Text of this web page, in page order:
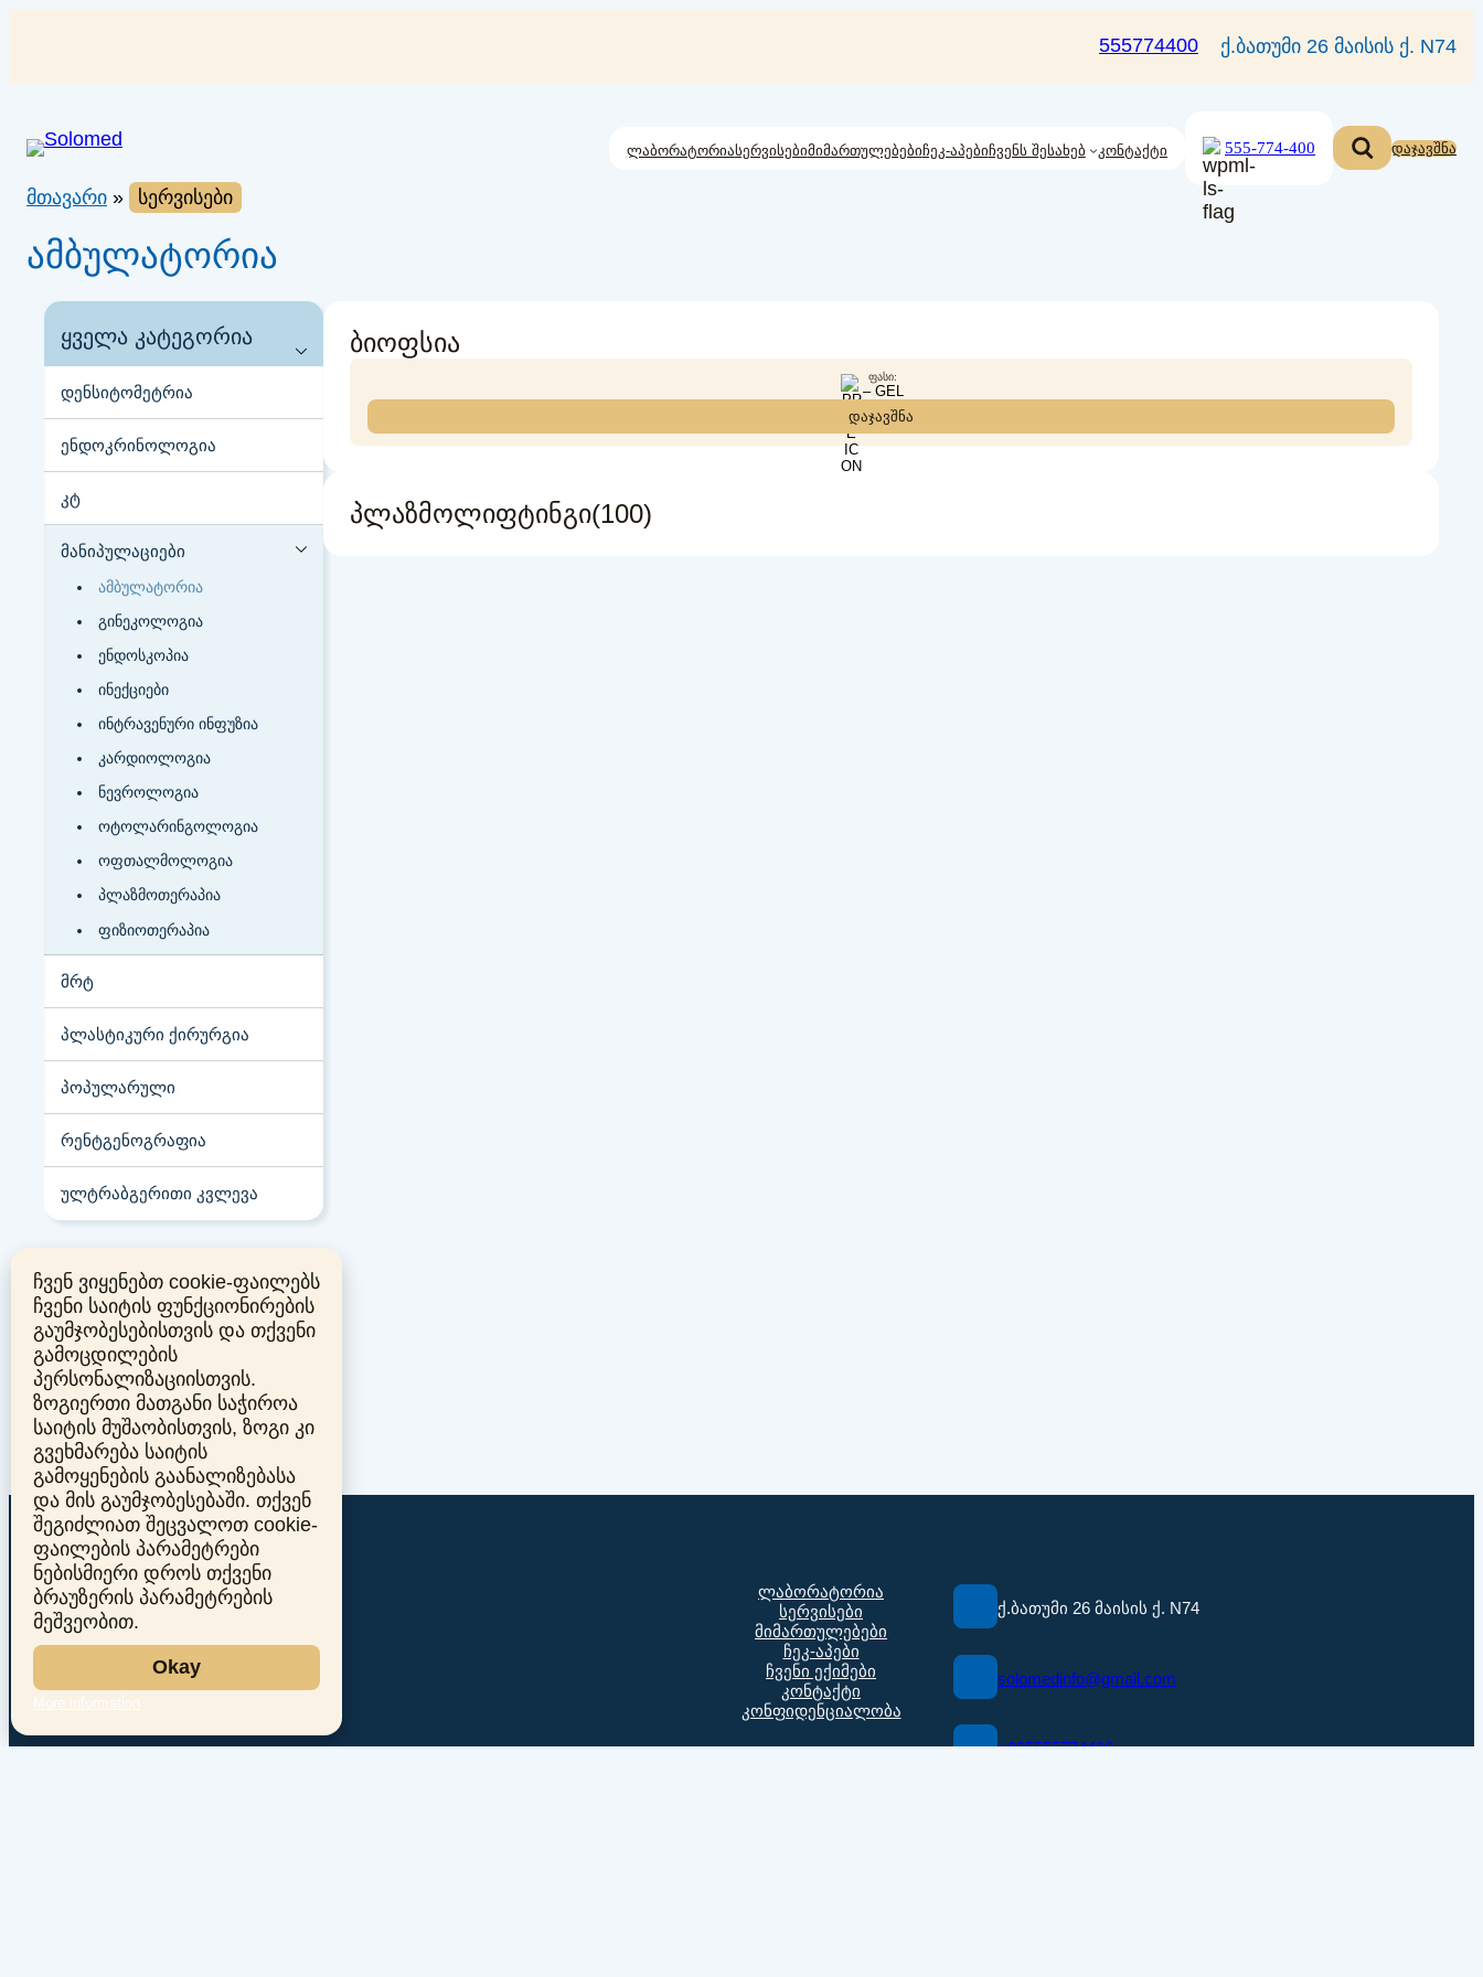
555774400 ქ.ბათუმი 26 მაისის ქ. N74
ლაბორატორიასერვისებიმიმართულებებიჩეკ-აპებიჩვენს შესახებ კონტაქტი 555-774-400 დაჯავშნა
მთავარი » სერვისები
ამბულატორია
ყველა კატეგორია
დენსიტომეტრია
ენდოკრინოლოგია
კტ
მანიპულაციები
ამბულატორია
გინეკოლოგია
ენდოსკოპია
ინექციები
ინტრავენური ინფუზია
კარდიოლოგია
ნევროლოგია
ოტოლარინგოლოგია
ოფთალმოლოგია
პლაზმოთერაპია
ფიზიოთერაპია
მრტ
პლასტიკური ქირურგია
პოპულარული
რენტგენოგრაფია
ულტრაბგერითი კვლევა
ბიოფსია
ᲤᲐᲡᲘ:
– GEL
დაჯავშნა
პლაზმოლიფტინგი(100)
ლაბორატორია
სერვისები
მიმართულებები
ჩეკ-აპები
ჩვენი ექიმები
კონტაქტი
კონფიდენციალობა
ქ.ბათუმი 26 მაისის ქ. N74
solomedinfo@gmail.com
+995555774400
ჩვენ ვიყენებთ cookie-ფაილებს
ჩვენი საიტის ფუნქციონირების
გაუმჯობესებისთვის და თქვენი
გამოცდილების
პერსონალიზაციისთვის.
ზოგიერთი მათგანი საჭიროა
საიტის მუშაობისთვის, ზოგი კი
გვეხმარება საიტის
გამოყენების გაანალიზებასა
და მის გაუმჯობესებაში. თქვენ
შეგიძლიათ შეცვალოთ cookie-
ფაილების პარამეტრები
ნებისმიერი დროს თქვენი
ბრაუზერის პარამეტრების
მეშვეობით.
Okay
More information